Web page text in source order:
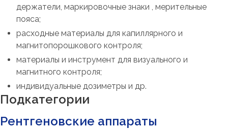
держатели, маркировочные знаки , мерительные
пояса;
расходные материалы для капиллярного и
магнитопорошкового контроля;
материалы и инструмент для визуального и
магнитного контроля;
индивидуальные дозиметры и др.
Подкатегории
Рентгеновские аппараты